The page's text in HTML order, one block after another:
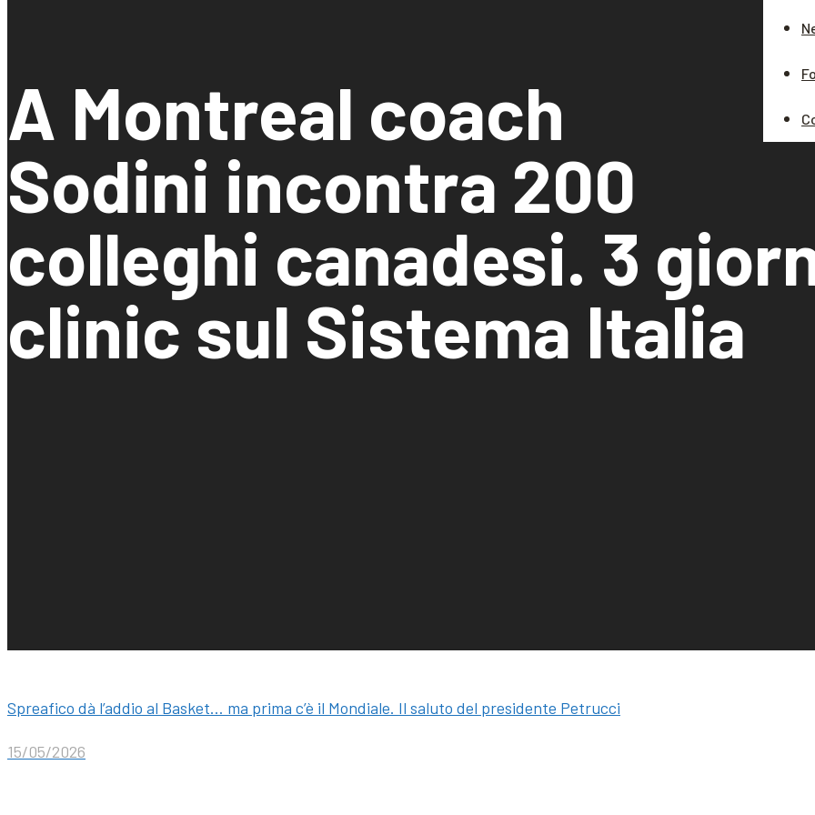
A Montreal coach
Sodini incontra 200
colleghi canadesi. 3
clinic sul Sistema Italia
Spreafico dà l’addio al Basket… ma prima c’è il Mondiale. Il saluto del presidente Petrucci
15/05/2026